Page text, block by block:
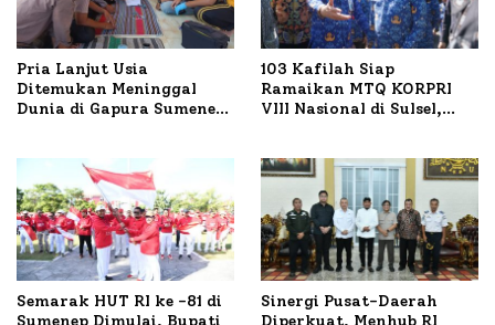
Pria Lanjut Usia
Ditemukan Meninggal
Dunia di Gapura Sumenep,
103 Kafilah Siap
Ramaikan MTQ KORPRI
VIII Nasional di Sulsel,
Semarak HUT RI ke -81 di
Sumenep Dimulai, Bupati
Sinergi Pusat-Daerah
Diperkuat, Menhub RI